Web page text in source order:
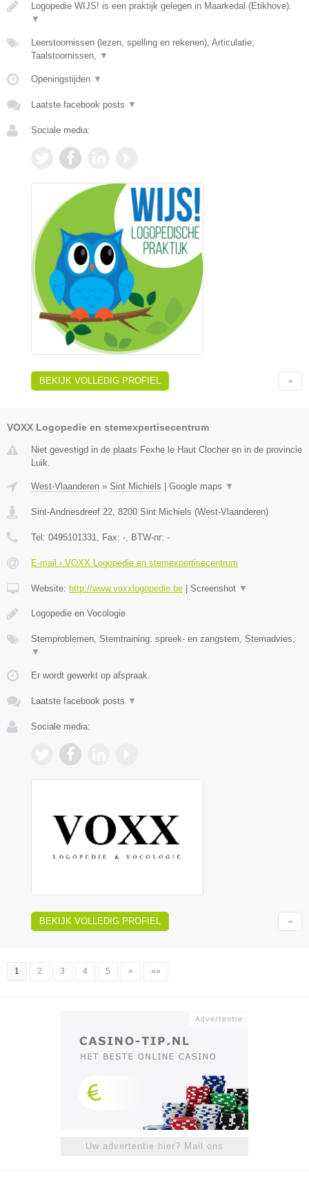
Logopedie WIJS! is een praktijk gelegen in Maarkedal (Etikhove).
▼
Leerstoornissen (lezen, spelling en rekenen), Articulatie,
Taalstoornissen, ▼
Openingstijden ▼
Laatste facebook posts ▼
Sociale media:
BEKIJK VOLLEDIG PROFIEL
VOXX Logopedie en stemexpertisecentrum
Niet gevestigd in de plaats Fexhe le Haut Clocher en in de provincie
Luik.
West-Vlaanderen » Sint Michiels Google maps ▼
Sint-Andriesdreef 22, 8200 Sint Michiels (West-Vlaanderen)
Tel: 0495101331, Fax: -, BTW-nr: -
E-mail › VOXX Logopedie en stemexpertisecentrum
Website: http://www.voxxlogopedie.be Screenshot ▼
Logopedie en Vocologie
Stemproblemen, Stemtraining: spreek- en zangstem, Stemadvies,
▼
Er wordt gewerkt op afspraak.
Laatste facebook posts ▼
Sociale media:
BEKIJK VOLLEDIG PROFIEL
1 2 3 4 5 » »»
Uw advertentie hier? Mail ons